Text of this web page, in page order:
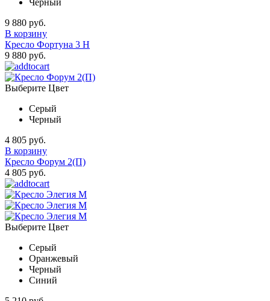
9 880 руб.
В корзину
Кресло Фортуна 3 Н
9 880 руб.
Выберите Цвет
Серый
Черный
4 805 руб.
В корзину
Кресло Форум 2(П)
4 805 руб.
Выберите Цвет
Серый
Оранжевый
Черный
Синий